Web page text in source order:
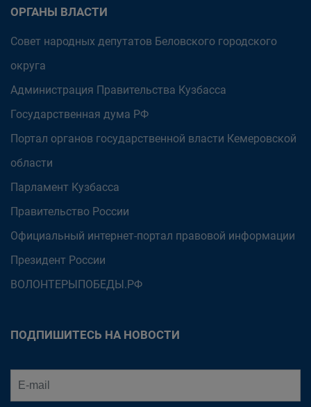
ОРГАНЫ ВЛАСТИ
Совет народных депутатов Беловского городского
округа
Администрация Правительства Кузбасса
Государственная дума РФ
Портал органов государственной власти Кемеровской
области
Парламент Кузбасса
Правительство России
Официальный интернет-портал правовой информации
Президент России
ВОЛОНТЕРЫПОБЕДЫ.РФ
ПОДПИШИТЕСЬ НА НОВОСТИ